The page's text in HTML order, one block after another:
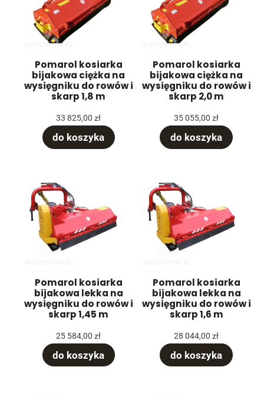
Pomarol kosiarka
bijakowa ciężka na
wysięgniku do rowów i
skarp 1,8 m
33 825,00 zł
do koszyka
Pomarol kosiarka
bijakowa ciężka na
wysięgniku do rowów i
skarp 2,0 m
35 055,00 zł
do koszyka
Pomarol kosiarka
bijakowa lekka na
wysięgniku do rowów i
skarp 1,45 m
25 584,00 zł
do koszyka
Pomarol kosiarka
bijakowa lekka na
wysięgniku do rowów i
skarp 1,6 m
28 044,00 zł
do koszyka